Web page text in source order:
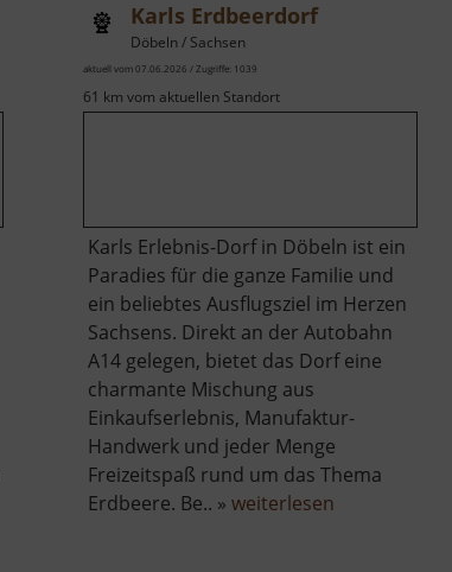
Karls Erdbeerdorf
Döbeln / Sachsen
aktuell vom 07.06.2026 / Zugriffe: 1039
61 km vom aktuellen Standort
Karls Erlebnis-Dorf in Döbeln ist ein
Paradies für die ganze Familie und
ein beliebtes Ausflugsziel im Herzen
Sachsens. Direkt an der Autobahn
A14 gelegen, bietet das Dorf eine
charmante Mischung aus
Einkaufserlebnis, Manufaktur-
Handwerk und jeder Menge
Freizeitspaß rund um das Thema
Erdbeere. Be.. »weiterlesen